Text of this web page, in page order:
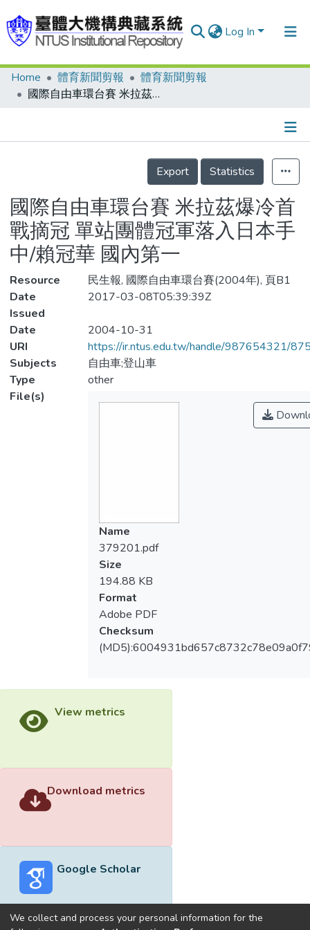
Log In
Communities & Collections
Statistics
Home 體育新聞剪報
體育新聞剪報
國際自由車環台賽 米拉茲爆冷首戰摘冠 單站團體冠軍落入日本手中/賴冠華 國內第一
Details
Export
Statistics
國際自由車環台賽 米拉茲爆冷首
戰摘冠 單站團體冠軍落入日本手
中/賴冠華 國內第一
Resource
民生報, 國際自由車環台賽(2004年), 頁B1
Date
Issued
2017-03-08T05:39:39Z
Date
2004-10-31
URI
https://ir.ntus.edu.tw/handle/987654321/
Subjects
自由車;登山車
Type
other
File(s)
Name
379201.pdf
Size
194.88 KB
Format
Adobe PDF
Checksum
View metrics
Download metrics
Google Scholar
We collect and process your personal information for the